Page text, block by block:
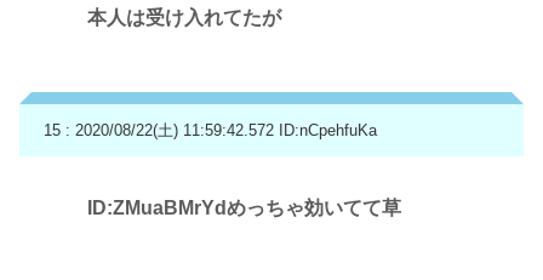
本人は受け入れてたが
15 : 2020/08/22(土) 11:59:42.572 ID:nCpehfuKa
ID:ZMuaBMrYdめっちゃ効いてて草